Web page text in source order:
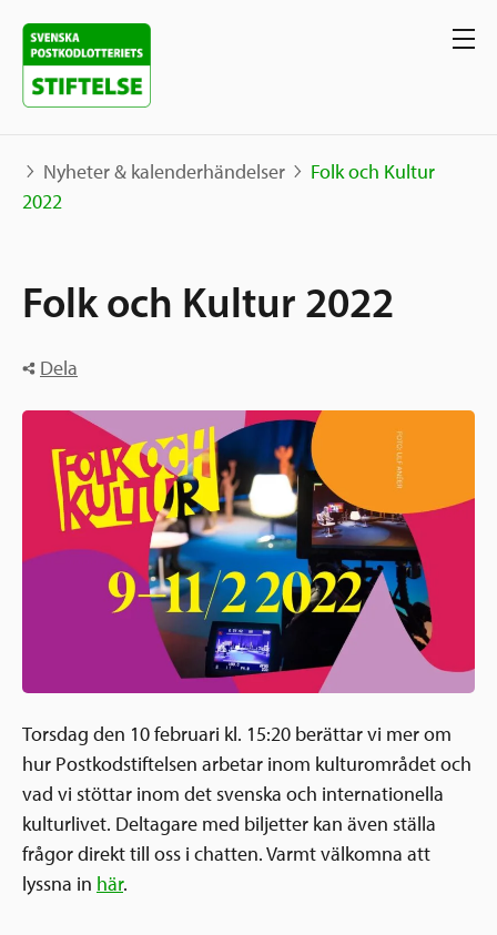
Projekt
Berättelser
Sverige och övriga världen
Grannskapsinitiativet
Utlysningar
Samhällsentreprenörskap
Sök stöd
Ansök
Ansökningsguide
Rekommendationer
Frågor och svar
Sverige och övriga världen
Grannskapsinitiativet
Om oss
Uppdrag
Hur vi arbetar
Verksamhetsberättelser & årsredovisningar
Medarbetare & styrelse
Kontakt
Pressrum
Nyheter & kalenderhändelser
Postkodlotteriet
Nyheter & kalenderhändelser
Folk och Kultur
2022
Folk och Kultur 2022
Dela
Torsdag den 10 februari kl. 15:20 berättar vi mer om
hur Postkodstiftelsen arbetar inom kulturområdet och
vad vi stöttar inom det svenska och internationella
kulturlivet. Deltagare med biljetter kan även ställa
frågor direkt till oss i chatten. Varmt välkomna att
lyssna in här.